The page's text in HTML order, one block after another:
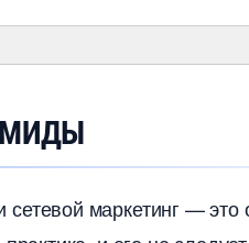
маркетинг —